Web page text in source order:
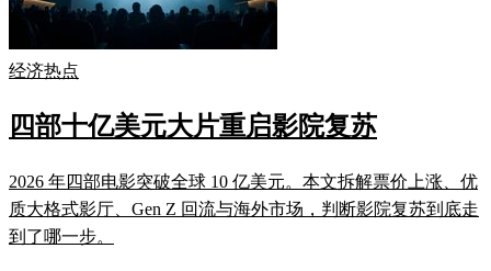
经济热点
四部十亿美元大片重启影院复苏
2026 年四部电影突破全球 10 亿美元。本文拆解票价上涨、优
质大格式影厅、Gen Z 回流与海外市场，判断影院复苏到底走
到了哪一步。